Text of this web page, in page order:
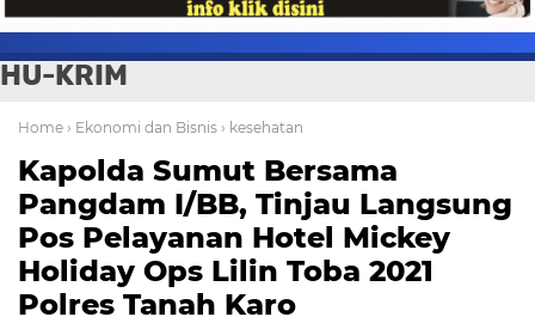
HU-KRIM
Home › Ekonomi dan Bisnis › kesehatan
Kapolda Sumut Bersama
Pangdam I/BB, Tinjau Langsung
Pos Pelayanan Hotel Mickey
Holiday Ops Lilin Toba 2021
Polres Tanah Karo